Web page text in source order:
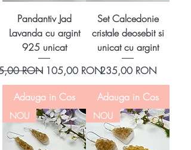
Pandantiv Jad
Lavanda cu argint
925 unicat
normalRON Preț redus
105,00 RON
Adauga in Cos
Set Calcedonie
cristale deosebit si
unicat cu argint
Preț
235,00 RON
Adauga in Cos
NOU NOU